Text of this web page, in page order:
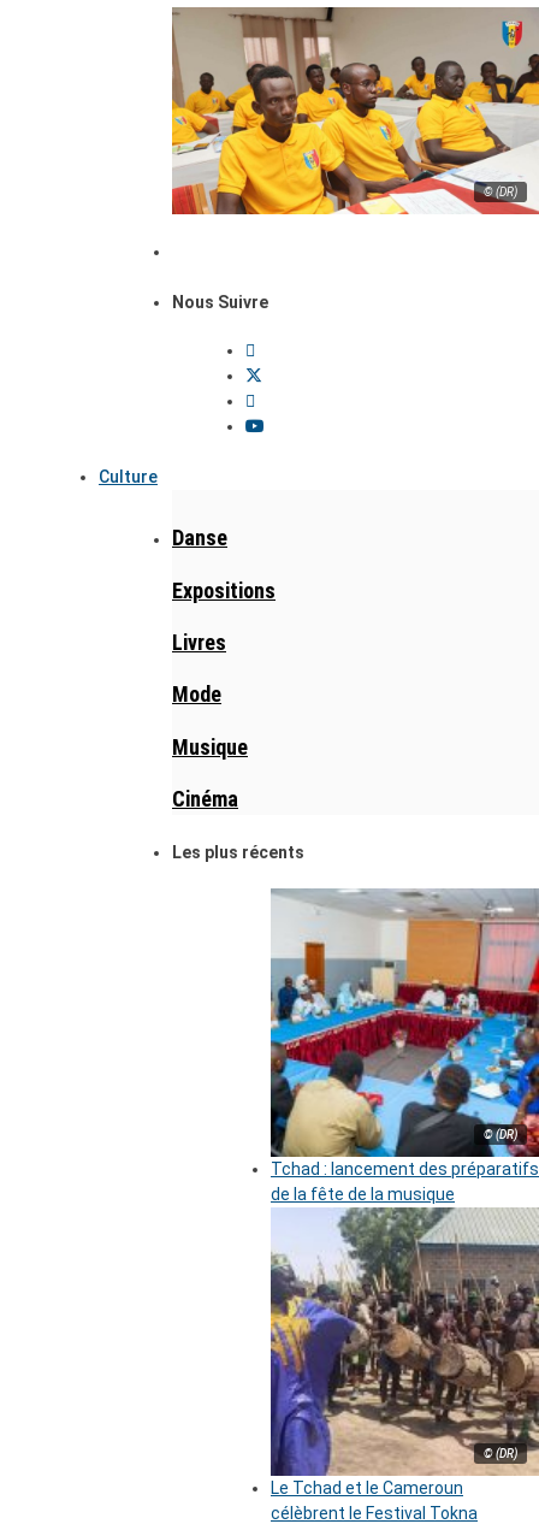
© (DR)
Nous Suivre
Culture
Danse
Expositions
Livres
Mode
Musique
Cinéma
Les plus récents
© (DR)
Tchad : lancement des préparatifs
de la fête de la musique
© (DR)
Le Tchad et le Cameroun
célèbrent le Festival Tokna